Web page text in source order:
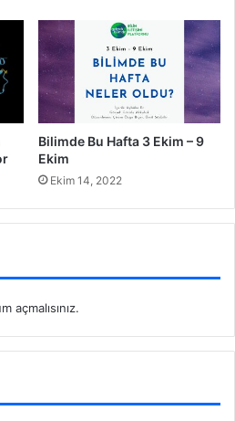
Bilimde Bu Hafta 3 Ekim – 9
Ekim
Ekim 14, 2022
açmalısınız.